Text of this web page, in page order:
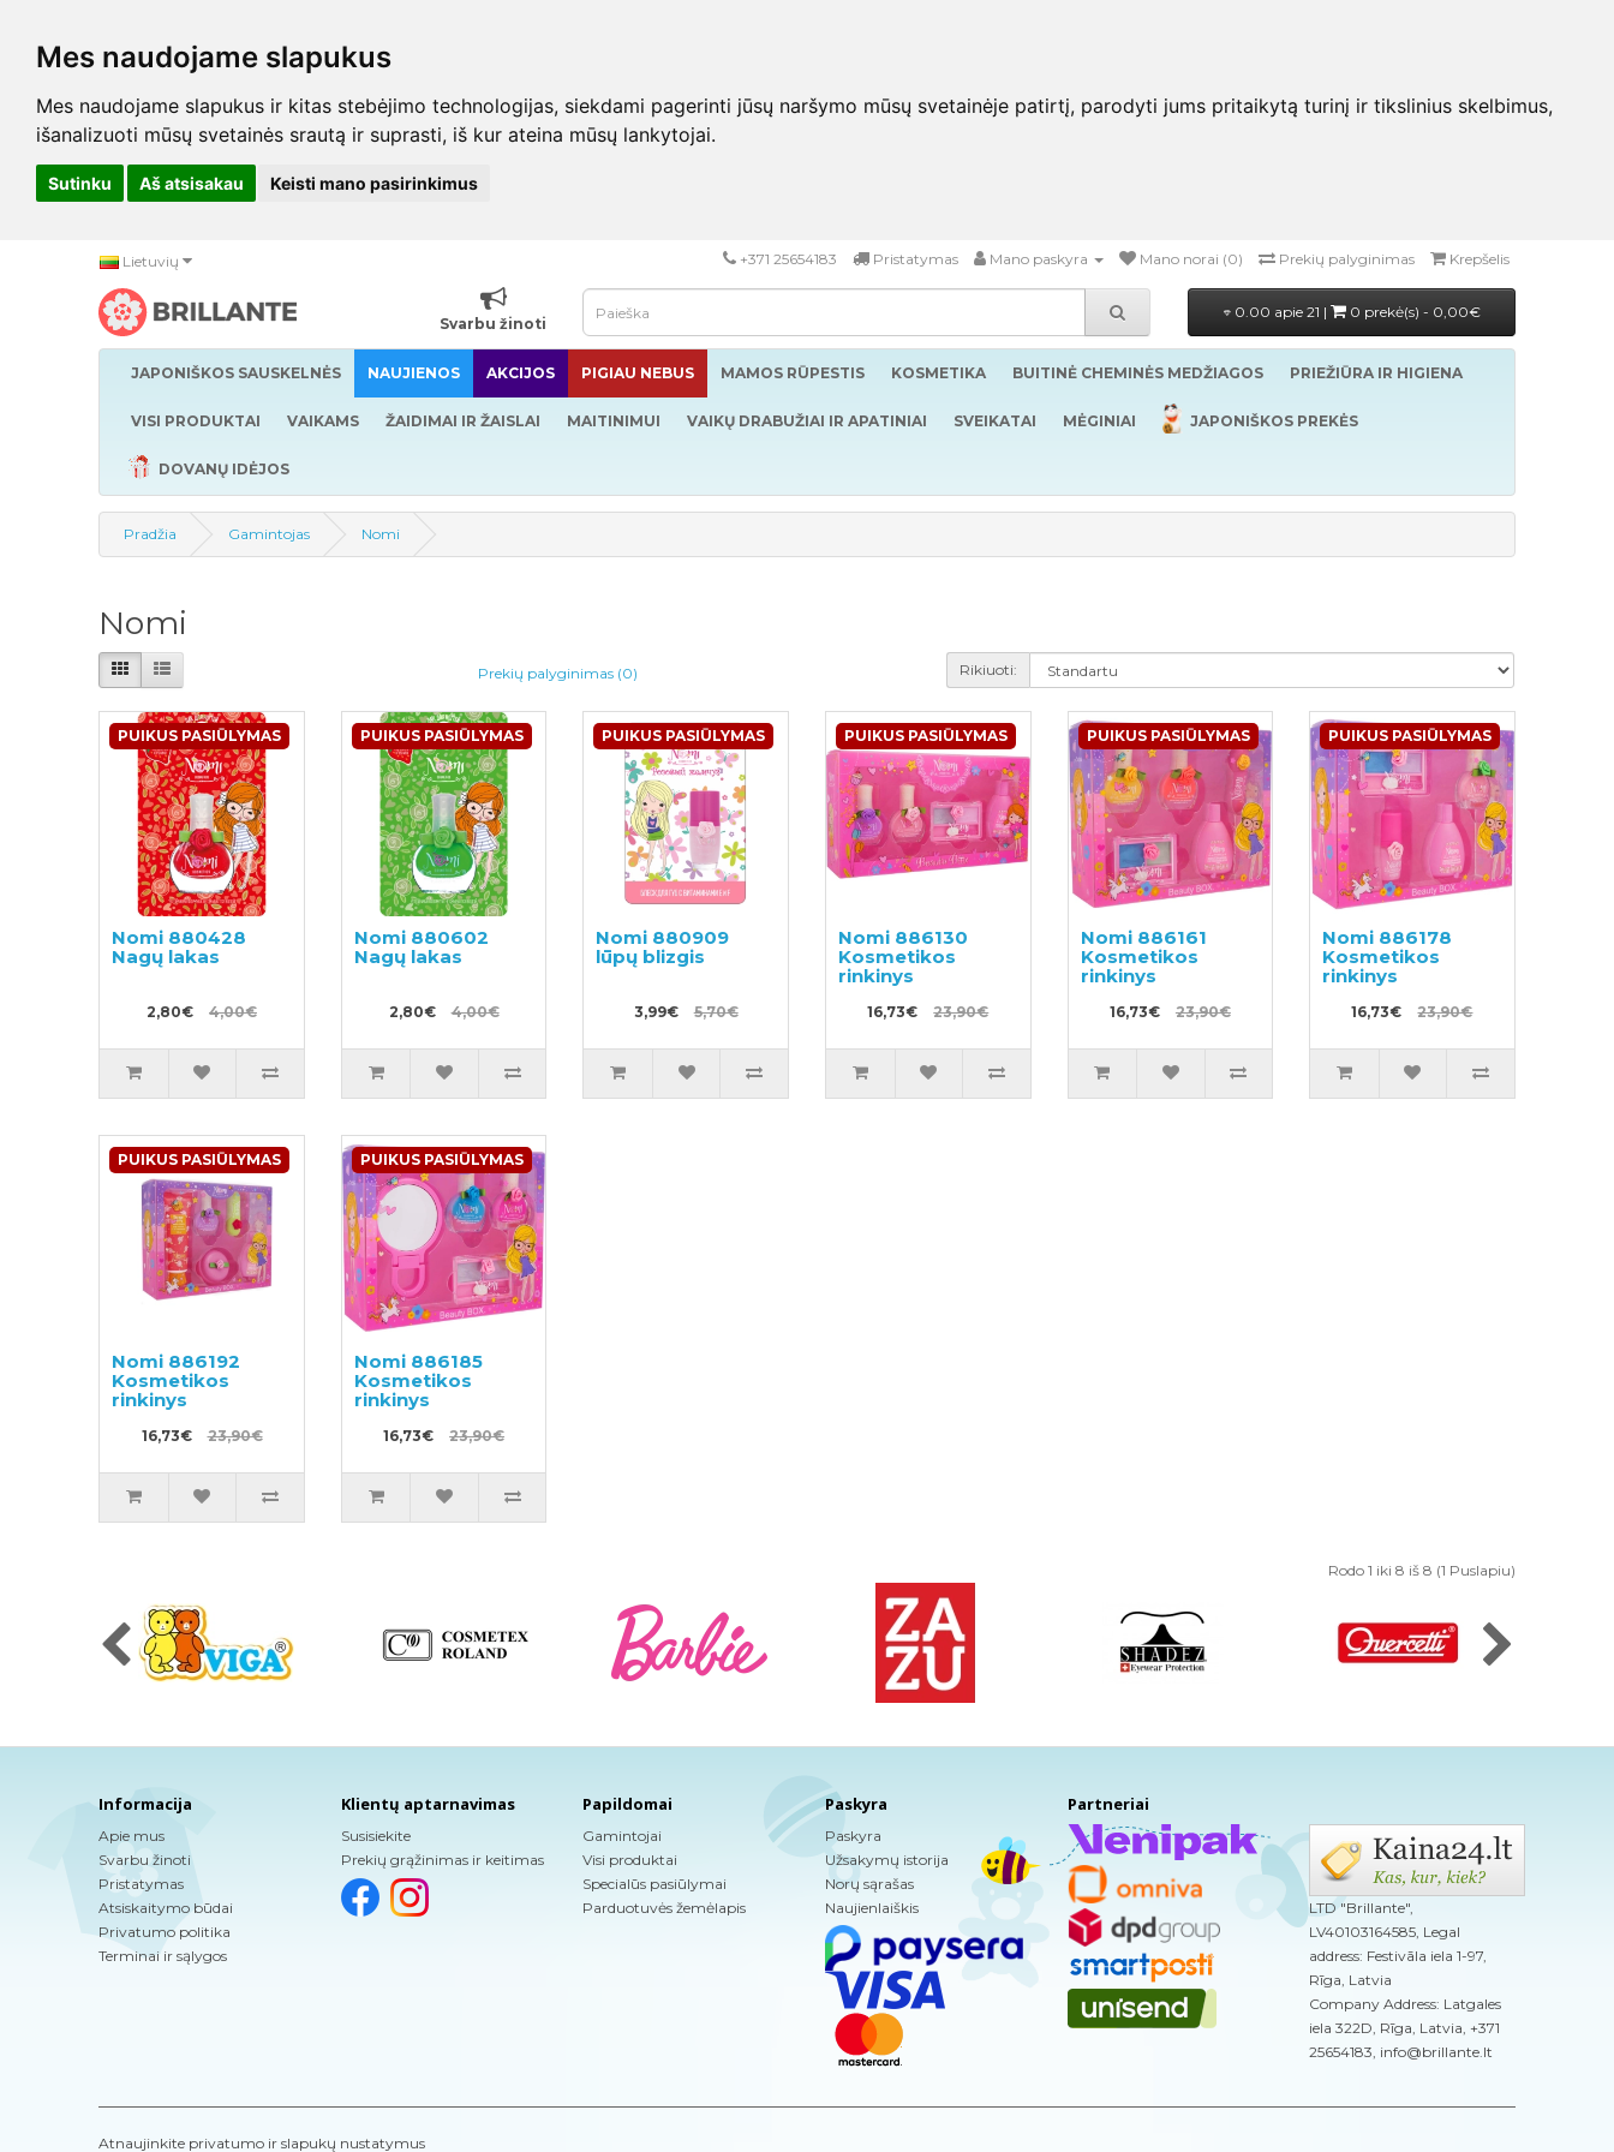
Mes naudojame slapukus
Mes naudojame slapukus ir kitas stebėjimo technologijas, siekdami pagerinti jūsų naršymo mūsų svetainėje patirtį, parodyti jums pritaikytą turinį ir tikslinius skelbimus,
išanalizuoti mūsų svetainės srautą ir suprasti, iš kur ateina mūsų lankytojai.
Sutinku Aš atsisakau Keisti mano pasirinkimus
Lietuvių +371 25654183 Pristatymas Mano paskyra Mano norai (0) Prekių palyginimas Krepšelis
Svarbu žinoti
0.00 apie 21 | 0 prekė(s) - 0,00€
JAPONIŠKOS SAUSKELNĖS NAUJIENOS AKCIJOS PIGIAU NEBUS MAMOS RŪPESTIS KOSMETIKA BUITINĖ CHEMINĖS MEDŽIAGOS PRIEŽIŪRA IR HIGIENA
VISI PRODUKTAI VAIKAMS ŽAIDIMAI IR ŽAISLAI MAITINIMUI VAIKŲ DRABUŽIAI IR APATINIAI SVEIKATAI MĖGINIAI JAPONIŠKOS PREKĖS
DOVANŲ IDĖJOS
Pradžia Gamintojas Nomi
Nomi
Prekių palyginimas (0) Rikiuoti:
PUIKUS PASIŪLYMAS
Nomi 880428
Nagų lakas
2,80€ 4,00€
PUIKUS PASIŪLYMAS
Nomi 880602
Nagų lakas
2,80€ 4,00€
PUIKUS PASIŪLYMAS
Nomi 880909
lūpų blizgis
3,99€ 5,70€
PUIKUS PASIŪLYMAS
Nomi 886130
Kosmetikos
rinkinys
16,73€ 23,90€
PUIKUS PASIŪLYMAS
Nomi 886161
Kosmetikos
rinkinys
16,73€ 23,90€
PUIKUS PASIŪLYMAS
Nomi 886178
Kosmetikos
rinkinys
16,73€ 23,90€
PUIKUS PASIŪLYMAS
Nomi 886192
Kosmetikos
rinkinys
16,73€ 23,90€
PUIKUS PASIŪLYMAS
Nomi 886185
Kosmetikos
rinkinys
16,73€ 23,90€
Rodo 1 iki 8 iš 8 (1 Puslapiu)
Informacija
Apie mus
Svarbu žinoti
Pristatymas
Atsiskaitymo būdai
Privatumo politika
Terminai ir sąlygos
Klientų aptarnavimas
Susisiekite
Prekių grąžinimas ir keitimas
Papildomai
Gamintojai
Visi produktai
Specialūs pasiūlymai
Parduotuvės žemėlapis
Paskyra
Paskyra
Užsakymų istorija
Norų sąrašas
Naujienlaiškis
Partneriai
LTD "Brillante",
LV40103164585, Legal
address: Festivāla iela 1-97,
Rīga, Latvia
Company Address: Latgales
iela 322D, Rīga, Latvia, +371
25654183, info@brillante.lt
Atnaujinkite privatumo ir slapukų nustatymus